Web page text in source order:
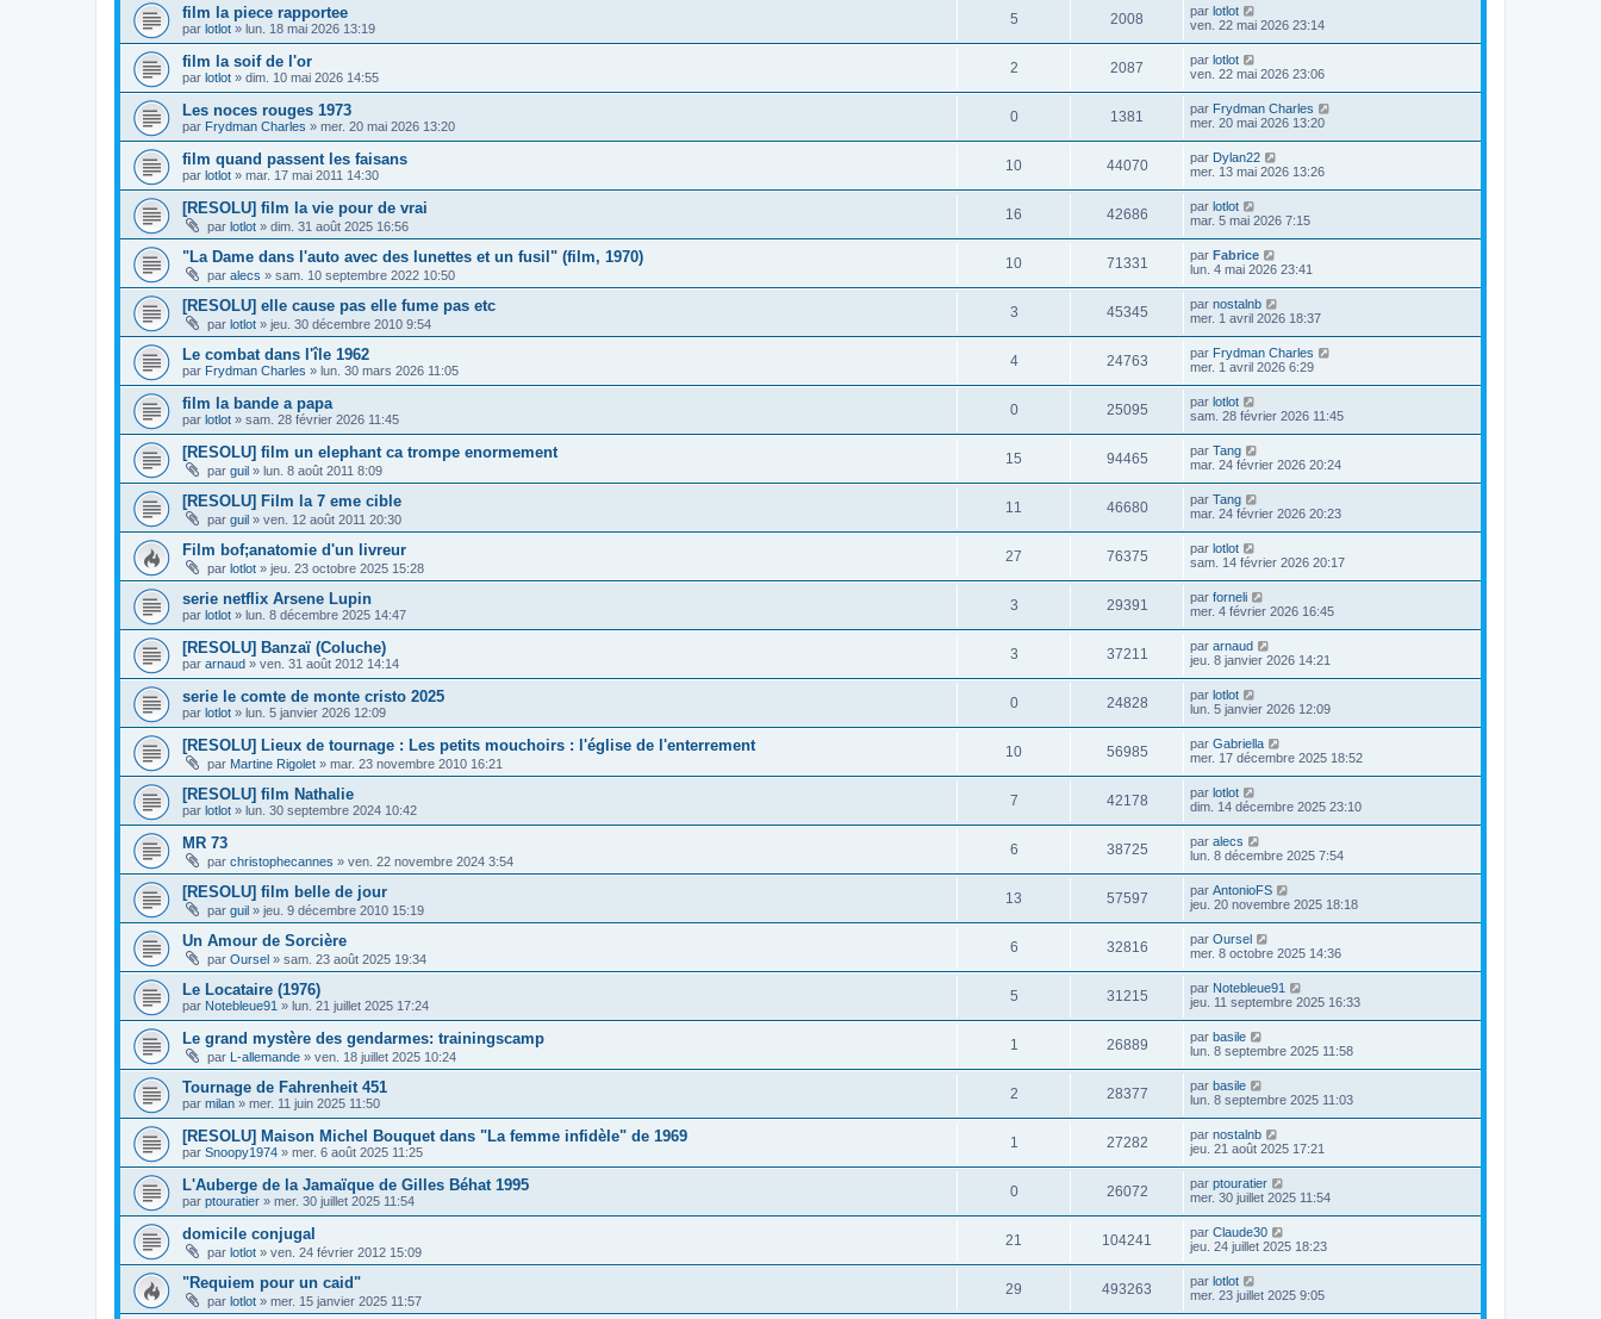
film la piece rapportee
par lotlot » lun. 18 mai 2026 13:19
5 2008 par lotlot
ven. 22 mai 2026 23:14
film la soif de l'or
par lotlot » dim. 10 mai 2026 14:55
2 2087 par lotlot
ven. 22 mai 2026 23:06
Les noces rouges 1973
par Frydman Charles » mer. 20 mai 2026 13:20
0 1381 par Frydman Charles
mer. 20 mai 2026 13:20
film quand passent les faisans
par lotlot » mar. 17 mai 2011 14:30
10 44070 par Dylan22
mer. 13 mai 2026 13:26
[RESOLU] film la vie pour de vrai
par lotlot » dim. 31 août 2025 16:56
16 42686 par lotlot
mar. 5 mai 2026 7:15
"La Dame dans l'auto avec des lunettes et un fusil" (film, 1970)
par alecs » sam. 10 septembre 2022 10:50
10 71331 par Fabrice
lun. 4 mai 2026 23:41
[RESOLU] elle cause pas elle fume pas etc
par lotlot » jeu. 30 décembre 2010 9:54
3 45345 par nostalnb
mer. 1 avril 2026 18:37
Le combat dans l'île 1962
par Frydman Charles » lun. 30 mars 2026 11:05
4 24763 par Frydman Charles
mer. 1 avril 2026 6:29
film la bande a papa
par lotlot » sam. 28 février 2026 11:45
0 25095 par lotlot
sam. 28 février 2026 11:45
[RESOLU] film un elephant ca trompe enormement
par guil » lun. 8 août 2011 8:09
15 94465 par Tang
mar. 24 février 2026 20:24
[RESOLU] Film la 7 eme cible
par guil » ven. 12 août 2011 20:30
11 46680 par Tang
mar. 24 février 2026 20:23
Film bof;anatomie d'un livreur
par lotlot » jeu. 23 octobre 2025 15:28
27 76375 par lotlot
sam. 14 février 2026 20:17
serie netflix Arsene Lupin
par lotlot » lun. 8 décembre 2025 14:47
3 29391 par forneli
mer. 4 février 2026 16:45
[RESOLU] Banzaï (Coluche)
par arnaud » ven. 31 août 2012 14:14
3 37211 par arnaud
jeu. 8 janvier 2026 14:21
serie le comte de monte cristo 2025
par lotlot » lun. 5 janvier 2026 12:09
0 24828 par lotlot
lun. 5 janvier 2026 12:09
[RESOLU] Lieux de tournage : Les petits mouchoirs : l'église de l'enterrement
par Martine Rigolet » mar. 23 novembre 2010 16:21
10 56985 par Gabriella
mer. 17 décembre 2025 18:52
[RESOLU] film Nathalie
par lotlot » lun. 30 septembre 2024 10:42
7 42178 par lotlot
dim. 14 décembre 2025 23:10
MR 73
par christophecannes » ven. 22 novembre 2024 3:54
6 38725 par alecs
lun. 8 décembre 2025 7:54
[RESOLU] film belle de jour
par guil » jeu. 9 décembre 2010 15:19
13 57597 par AntonioFS
jeu. 20 novembre 2025 18:18
Un Amour de Sorcière
par Oursel » sam. 23 août 2025 19:34
6 32816 par Oursel
mer. 8 octobre 2025 14:36
Le Locataire (1976)
par Notebleue91 » lun. 21 juillet 2025 17:24
5 31215 par Notebleue91
jeu. 11 septembre 2025 16:33
Le grand mystère des gendarmes: trainingscamp
par L-allemande » ven. 18 juillet 2025 10:24
1 26889 par basile
lun. 8 septembre 2025 11:58
Tournage de Fahrenheit 451
par milan » mer. 11 juin 2025 11:50
2 28377 par basile
lun. 8 septembre 2025 11:03
[RESOLU] Maison Michel Bouquet dans "La femme infidèle" de 1969
par Snoopy1974 » mer. 6 août 2025 11:25
1 27282 par nostalnb
jeu. 21 août 2025 17:21
L'Auberge de la Jamaïque de Gilles Béhat 1995
par ptouratier » mer. 30 juillet 2025 11:54
0 26072 par ptouratier
mer. 30 juillet 2025 11:54
domicile conjugal
par lotlot » ven. 24 février 2012 15:09
21 104241 par Claude30
jeu. 24 juillet 2025 18:23
"Requiem pour un caid"
par lotlot » mer. 15 janvier 2025 11:57
29 493263 par lotlot
mer. 23 juillet 2025 9:05